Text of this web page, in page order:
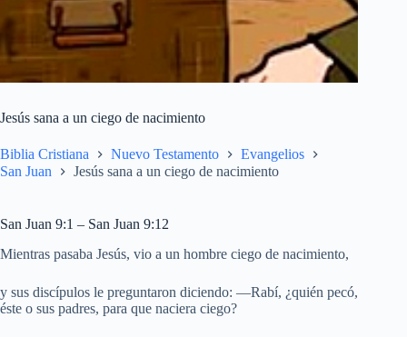
Jesús sana a un ciego de nacimiento
Biblia Cristiana Nuevo Testamento
Evangelios
San Juan
Jesús sana a un ciego de nacimiento
San Juan 9:1 – San Juan 9:12
Mientras pasaba Jesús, vio a un hombre ciego de nacimiento,
y sus discípulos le preguntaron diciendo: —Rabí, ¿quién pecó,
éste o sus padres, para que naciera ciego?